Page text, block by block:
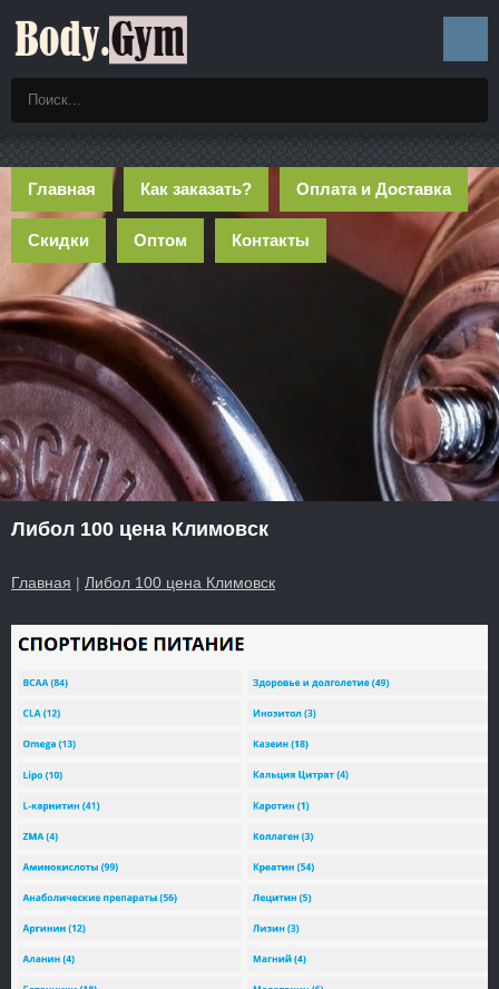
Главная Как заказать? Оплата и Доставка
Скидки Оптом Контакты
Либол 100 цена Климовск
Главная | Либол 100 цена Климовск